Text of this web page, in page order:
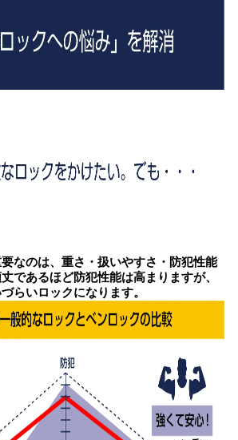
なのは、重さ・扱いやすさ・防犯性能
であるほど防犯性能は高まりますが、
らいロックになります。